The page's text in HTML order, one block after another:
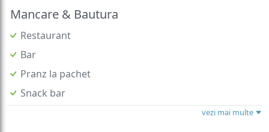
Mancare & Bautura
Restaurant
Bar
Pranz la pachet
Snack bar
vezi mai multe